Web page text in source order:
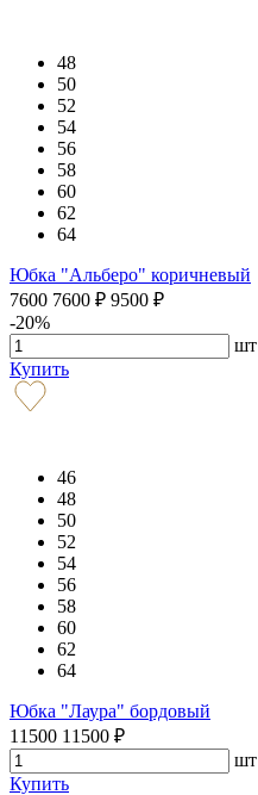
48
50
52
54
56
58
60
62
64
Юбка "Альберо" коричневый
7600 7600 ₽ 9500 ₽
-20%
шт
Купить
46
48
50
52
54
56
58
60
62
64
Юбка "Лаура" бордовый
11500 11500 ₽
шт
Купить